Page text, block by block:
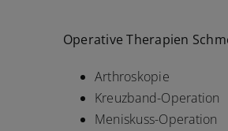
Operative Therapien
Arthroskopie
Kreuzband-Operation
Meniskuss-Operation